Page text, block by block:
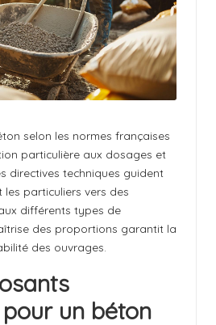
selon les normes françaises
particulière aux dosages et
directives techniques guident
les particuliers vers des
différents types de
des proportions garantit la
des ouvrages.
un béton